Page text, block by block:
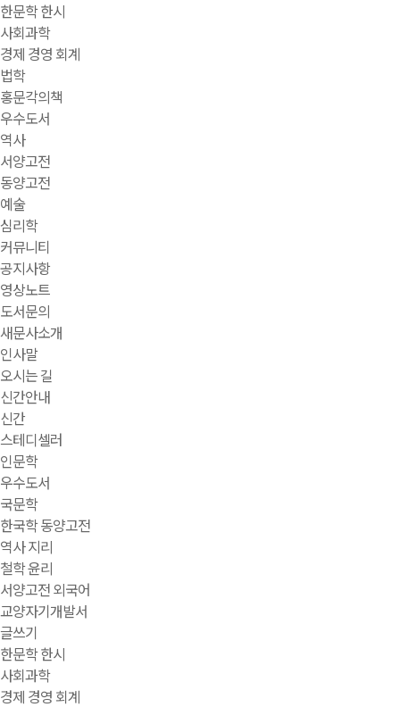
한문학 한시
사회과학
경제 경영 회계
법학
홍문각의책
우수도서
역사
서양고전
동양고전
예술
심리학
커뮤니티
공지사항
영상노트
도서문의
새문사소개
인사말
오시는 길
신간안내
신간
스테디셀러
인문학
우수도서
국문학
한국학 동양고전
역사 지리
철학 윤리
서양고전 외국어
교양자기개발서
글쓰기
한문학 한시
사회과학
경제 경영 회계